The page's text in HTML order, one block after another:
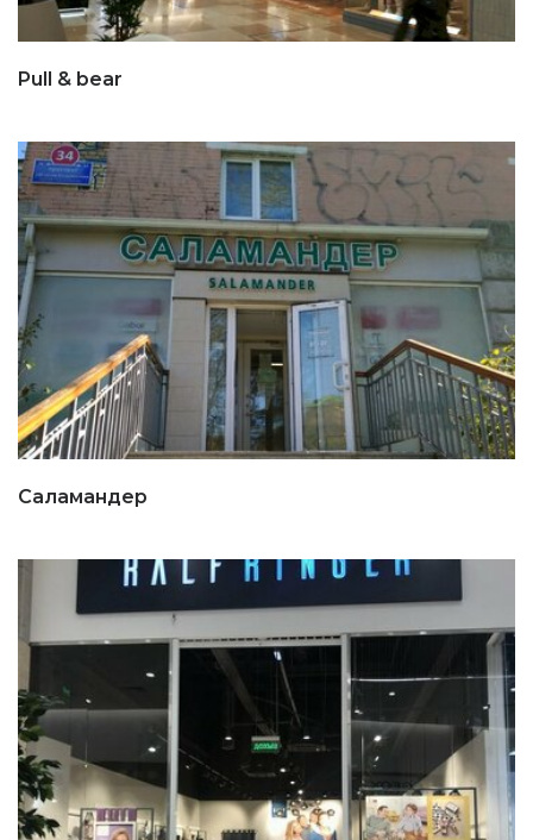
Pull & bear
Саламандер